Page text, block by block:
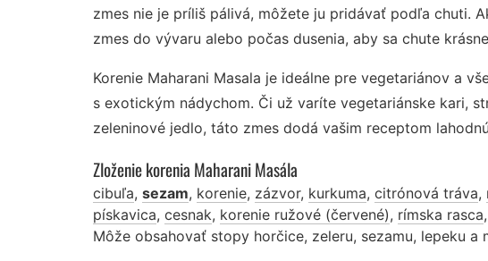
zmes nie je príliš pálivá, môžete ju pridávať podľa chuti.
zmes do vývaru alebo počas dusenia, aby sa chute
Korenie Maharani Masala je ideálne pre vegetariánov a
s exotickým nádychom. Či už varíte vegetariánske kari,
zeleninové jedlo, táto zmes dodá vašim receptom
Zloženie korenia Maharani Masála
cibuľa, sezam, korenie, zázvor, kurkuma, citrónová tráva,
pískavica, cesnak, korenie ružové (červené), rímska rasca,
Môže obsahovať stopy horčice, zeleru, sezamu, lepeku a